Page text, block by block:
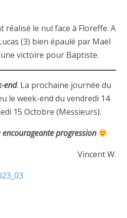
réalisé le nul face à Floreffe. A
(3) bien épaulé par Maël
victoire pour Baptiste.
end. La prochaine journée du
le week-end du vendredi 14
15 Octobre (Messieurs).
progression
Vincent W.